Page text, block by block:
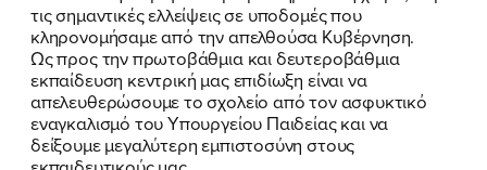
τις σημαντικές ελλείψεις σε υποδομές που
κληρονομήσαμε από την απελθούσα Κυβέρνηση.
Ως προς την πρωτοβάθμια και δευτεροβάθμια
εκπαίδευση κεντρική μας επιδίωξη είναι να
απελευθερώσουμε το σχολείο από τον ασφυκτικό
εναγκαλισμό του Υπουργείου Παιδείας και να
δείξουμε μεγαλύτερη εμπιστοσύνη στους